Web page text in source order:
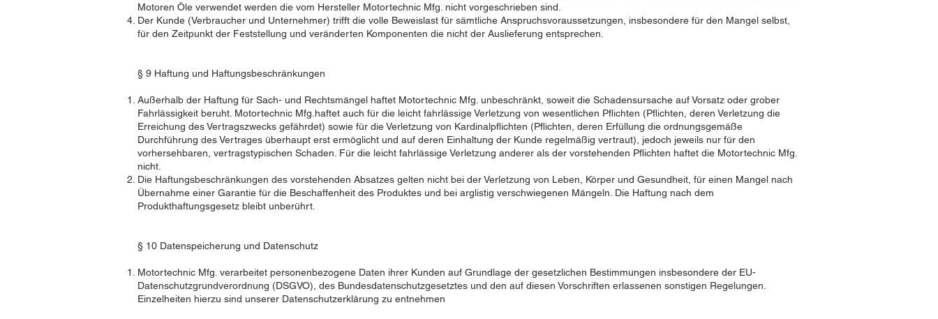
Motoren Öle verwendet werden die vom Hersteller Motortechnic Mfg. nicht vorgeschrieben sind.
Der Kunde (Verbraucher und Unternehmer) trifft die volle Beweislast für sämtliche Anspruchsvoraussetzungen, insbesondere für den Mangel selbst,
für den Zeitpunkt der Feststellung und veränderten Komponenten die nicht der Auslieferung entsprechen.
§ 9 Haftung und Haftungsbeschränkungen
Außerhalb der Haftung für Sach- und Rechtsmängel haftet Motortechnic Mfg. unbeschränkt, soweit die Schadensursache auf Vorsatz oder grober
Fahrlässigkeit beruht. Motortechnic Mfg.haftet auch für die leicht fahrlässige Verletzung von wesentlichen Pflichten (Pflichten, deren Verletzung die
Erreichung des Vertragszwecks gefährdet) sowie für die Verletzung von Kardinalpflichten (Pflichten, deren Erfüllung die ordnungsgemäße
Durchführung des Vertrages überhaupt erst ermöglicht und auf deren Einhaltung der Kunde regelmäßig vertraut), jedoch jeweils nur für den
vorhersehbaren, vertragstypischen Schaden. Für die leicht fahrlässige Verletzung anderer als der vorstehenden Pflichten haftet die Motortechnic Mfg.
nicht.
Die Haftungsbeschränkungen des vorstehenden Absatzes gelten nicht bei der Verletzung von Leben, Körper und Gesundheit, für einen Mangel nach
Übernahme einer Garantie für die Beschaffenheit des Produktes und bei arglistig verschwiegenen Mängeln. Die Haftung nach dem
Produkthaftungsgesetz bleibt unberührt.
§ 10 Datenspeicherung und Datenschutz
Motortechnic Mfg. verarbeitet personenbezogene Daten ihrer Kunden auf Grundlage der gesetzlichen Bestimmungen insbesondere der EU-
Datenschutzgrundverordnung (DSGVO), des Bundesdatenschutzgesetztes und den auf diesen Vorschriften erlassenen sonstigen Regelungen.
Einzelheiten hierzu sind unserer Datenschutzerklärung zu entnehmen